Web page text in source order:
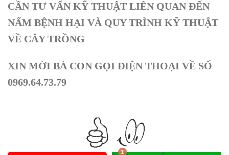
CẦN TƯ VẤN KỸ THUẬT LIÊN QUAN ĐẾN
NẤM BỆNH HẠI VÀ QUY TRÌNH KỸ THUẬT
VỀ CÂY TRỒNG
XIN MỜI BÀ CON GỌI ĐIỆN THOẠI VỀ SỐ
0969.64.73.79